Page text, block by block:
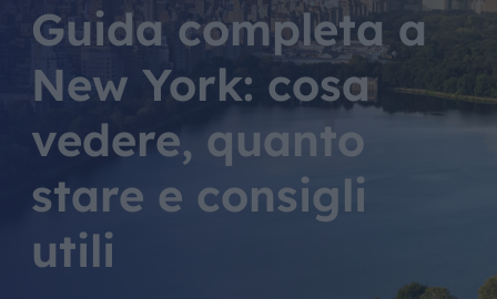
CATALOGHI
Guida completa a
New York: cosa
vedere, quanto
stare e consigli
utili